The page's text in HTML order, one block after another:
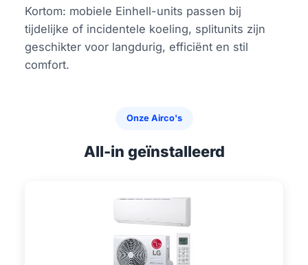
Kortom: mobiele Einhell-units passen bij
tijdelijke of incidentele koeling, splitunits zijn
geschikter voor langdurig, efficiënt en stil
comfort.
Onze Airco's
All-in geïnstalleerd